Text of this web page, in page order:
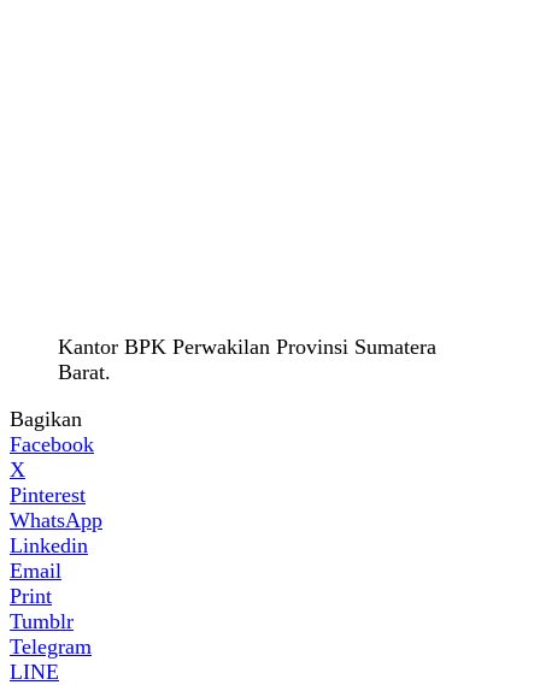
Kantor BPK Perwakilan Provinsi Sumatera
Barat.
Bagikan
Facebook
X
Pinterest
WhatsApp
Linkedin
Email
Print
Tumblr
Telegram
LINE